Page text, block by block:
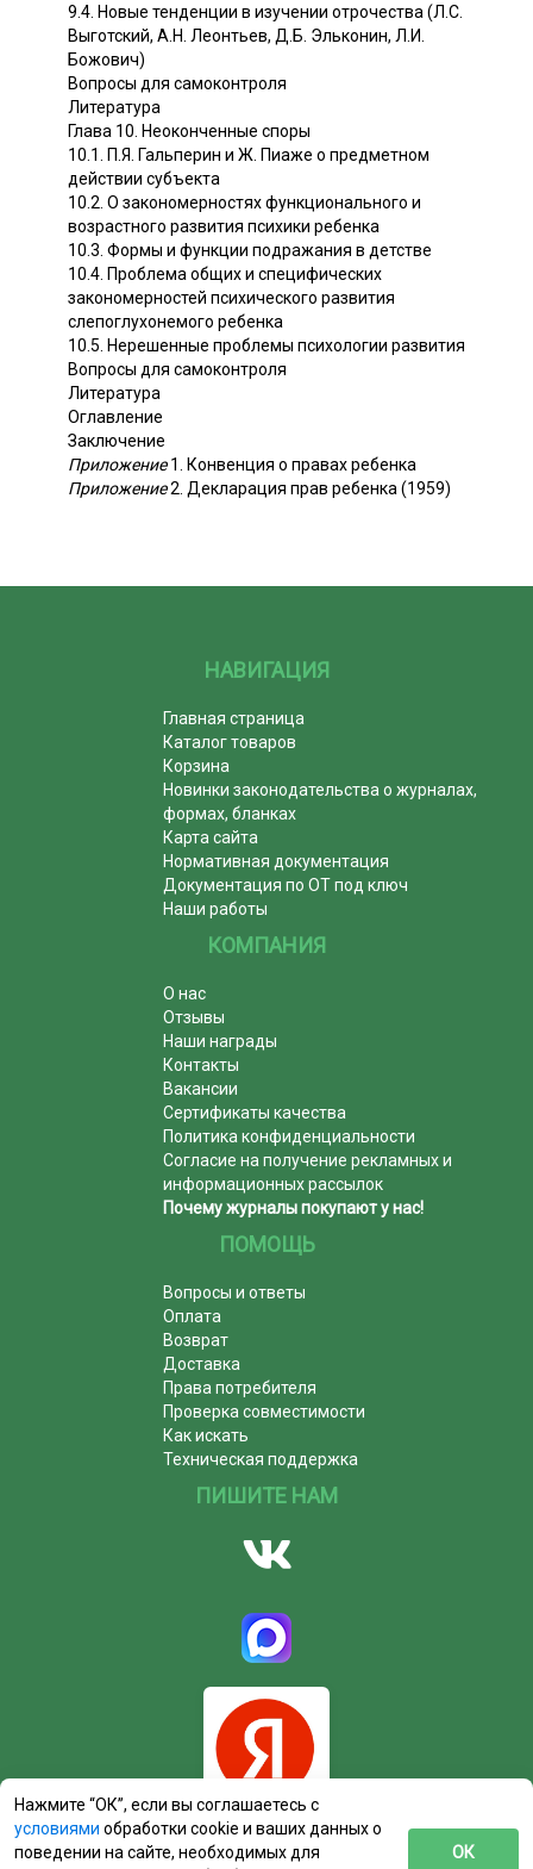
9.4. Новые тенденции в изучении отрочества (Л.С.
Выготский, А.Н. Леонтьев, Д.Б. Эльконин, Л.И.
Божович)
Вопросы для самоконтроля
Литература
Глава 10. Неоконченные споры
10.1. П.Я. Гальперин и Ж. Пиаже о предметном
действии субъекта
10.2. О закономерностях функционального и
возрастного развития психики ребенка
10.3. Формы и функции подражания в детстве
10.4. Проблема общих и специфических
закономерностей психического развития
слепоглухонемого ребенка
10.5. Нерешенные проблемы психологии развития
Вопросы для самоконтроля
Литература
Оглавление
Заключение
Приложение1. Конвенция о правах ребенка
Приложение2. Декларация прав ребенка (1959)
НАВИГАЦИЯ
Главная страница
Каталог товаров
Корзина
Новинки законодательства о журналах,
формах, бланках
Карта сайта
Нормативная документация
Документация по ОТ под ключ
Наши работы
КОМПАНИЯ
О нас
Отзывы
Наши награды
Контакты
Вакансии
Сертификаты качества
Политика конфиденциальности
Согласие на получение рекламных и
информационных рассылок
Почему журналы покупают у нас!
ПОМОЩЬ
Вопросы и ответы
Оплата
Возврат
Доставка
Права потребителя
Проверка совместимости
Как искать
Техническая поддержка
ПИШИТЕ НАМ
Нажмите “ОК”, если вы соглашаетесь с
условиями обработки cookie и ваших данных о
поведении на сайте, необходимых для
ОК